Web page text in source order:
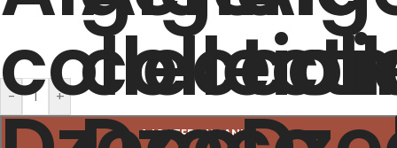
- +
AJOUTER AU PANIER